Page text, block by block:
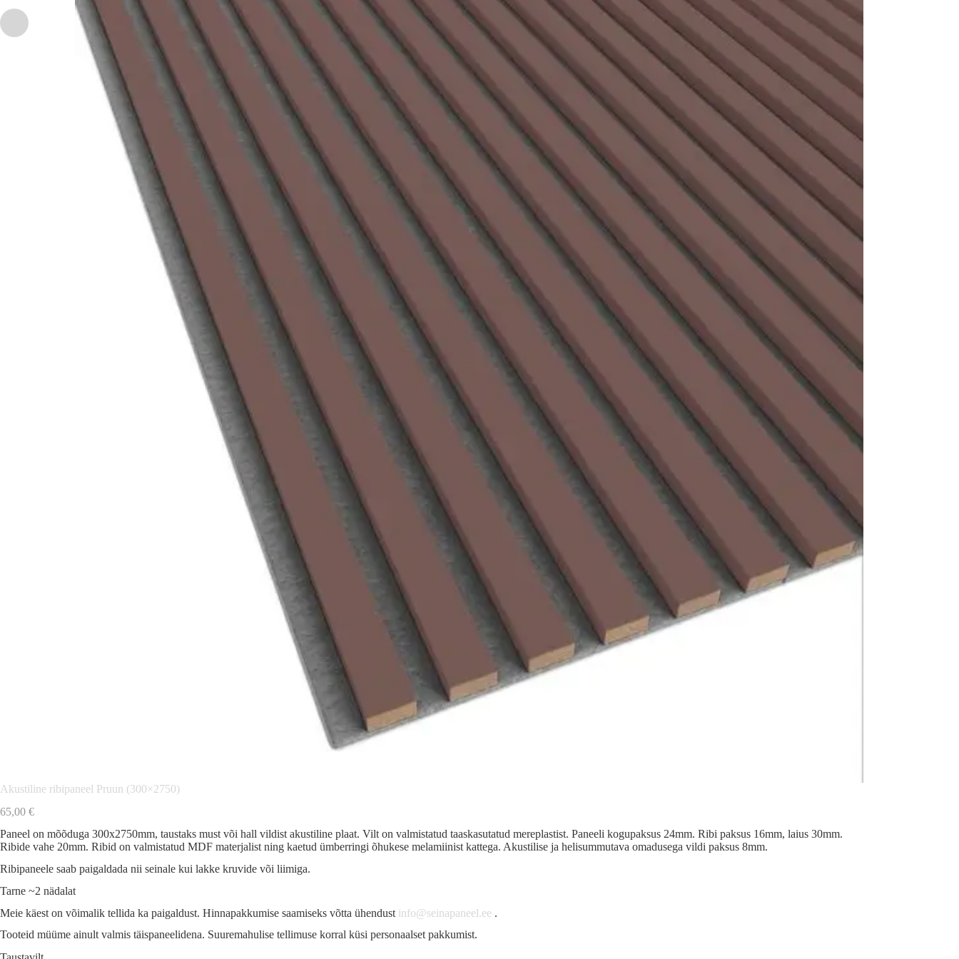
Akustiline ribipaneel Pruun (300×2750)
65,00 €
Paneel on mõõduga 300x2750mm, taustaks must või hall vildist akustiline plaat. Vilt on valmistatud taaskasutatud mereplastist. Paneeli kogupaksus 24mm. Ribi paksus 16mm, laius 30mm.
Ribide vahe 20mm. Ribid on valmistatud MDF materjalist ning kaetud ümberringi õhukese melamiinist kattega. Akustilise ja helisummutava omadusega vildi paksus 8mm.
Ribipaneele saab paigaldada nii seinale kui lakke kruvide või liimiga.
Tarne ~2 nädalat
Meie käest on võimalik tellida ka paigaldust. Hinnapakkumise saamiseks võtta ühendust info@seinapaneel.ee .
Tooteid müüme ainult valmis täispaneelidena. Suuremahulise tellimuse korral küsi personaalset pakkumist.